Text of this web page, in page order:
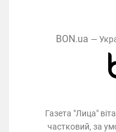
BON.ua —
Газета "Лица"
частковий, за